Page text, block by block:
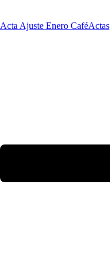
Acta Ajuste Enero CaféActas